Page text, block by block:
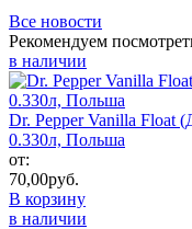
Все новости
Рекомендуем
в наличии
Dr. Pepper Vanilla Float
0.330л, Польша
от:
70,00руб.
В корзину
в наличии